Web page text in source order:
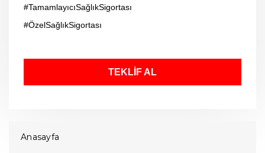
#TamamlayıcıSağlıkSigortası
#ÖzelSağlıkSigortası
TEKLİF AL
Anasayfa